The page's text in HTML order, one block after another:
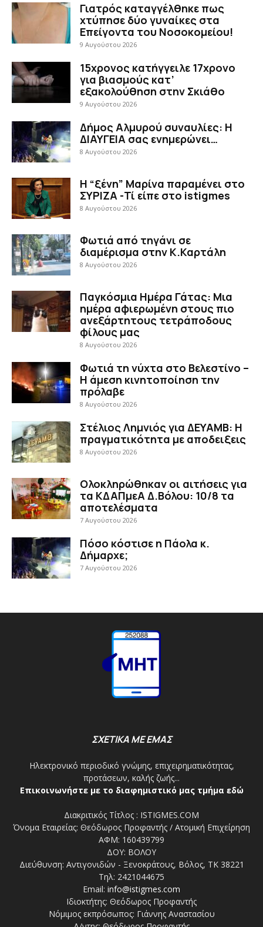
Γιατρός καταγγέλθηκε πως
χτύπησε δύο γυναίκες στα
Επείγοντα του Νοσοκομείου!
9 Αυγούστου 2026
15χρονος κατήγγειλε 17χρονο
για βιασμούς κατ’
εξακολούθηση στην Σκιάθο
9 Αυγούστου 2026
Δήμος Αλμυρού συναυλίες: Η
ΔΙΑΥΓΕΙΑ σας ενημερώνει…
8 Αυγούστου 2026
Η “ξένη” Μαρίνα παραμένει στο
ΣΥΡΙΖΑ -Τί είπε στο istigmes
8 Αυγούστου 2026
Φωτιά από τηγάνι σε
διαμέρισμα στην Κ.Καρτάλη
8 Αυγούστου 2026
Παγκόσμια Ημέρα Γάτας: Μια
ημέρα αφιερωμένη στους πιο
ανεξάρτητους τετράποδους
φίλους μας
8 Αυγούστου 2026
Φωτιά τη νύχτα στο Βελεστίνο –
Η άμεση κινητοποίηση την
πρόλαβε
8 Αυγούστου 2026
Στέλιος Λημνιός για ΔΕΥΑΜΒ: Η
πραγματικότητα με αποδειξεις
8 Αυγούστου 2026
Ολοκληρώθηκαν οι αιτήσεις για
τα ΚΔΑΠμεΑ Δ.Βόλου: 10/8 τα
αποτελέσματα
7 Αυγούστου 2026
Πόσο κόστισε η Πάολα κ.
Δήμαρχε;
7 Αυγούστου 2026
ΣΧΕΤΙΚΑ ΜΕ ΕΜΑΣ
Ηλεκτρονικό περιοδικό γνώμης, επιχειρηματικότητας,
προτάσεων, καλής ζωής...
Επικοινωνήστε με το διαφημιστικό μας τμήμα εδώ
Διακριτικός Τίτλος : ISTIGMES.COM
Όνομα Εταιρείας: Θεόδωρος Προφαντής / Ατομική Επιχείρηση
ΑΦΜ: 160439799
ΔΟΥ: ΒΟΛΟΥ
Διεύθυνση: Αντιγονιδών - Ξενοκράτους, Βόλος, ΤΚ 38221
Τηλ: 2421044675
Email: info@istigmes.com
Ιδιοκτήτης: Θεόδωρος Προφαντής
Νόμιμος εκπρόσωπος: Γιάννης Αναστασίου